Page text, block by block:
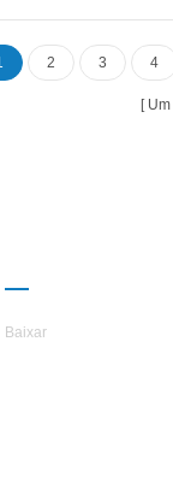
Evaporador
Refrigerante,
2 3 4
Baixar